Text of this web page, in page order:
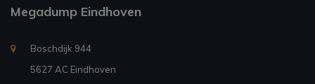
Megadump Eindhoven
Boschdijk 944
5627 AC Eindhoven